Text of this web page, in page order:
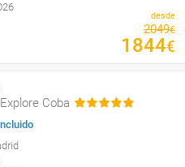
desde
2049€
1844€
Coba